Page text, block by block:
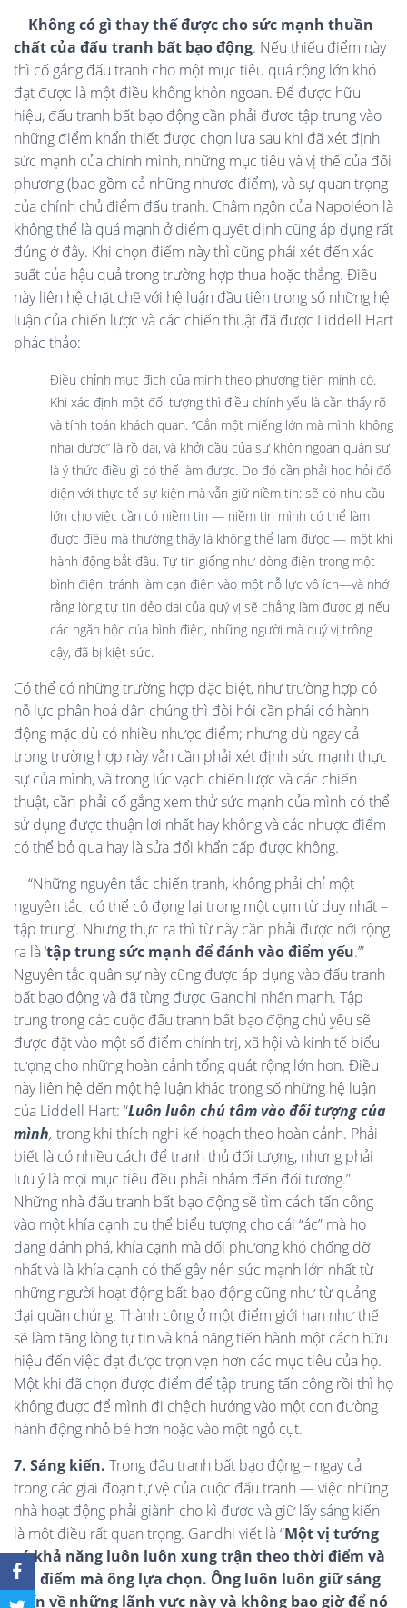
Không có gì thay thế được cho sức mạnh thuần
chất của đấu tranh bất bạo động. Nếu thiếu điểm này
thì cố gắng đấu tranh cho một mục tiêu quá rộng lớn khó
đạt được là một điều không khôn ngoan. Để được hữu
hiệu, đấu tranh bất bạo động cần phải được tập trung vào
những điểm khẩn thiết được chọn lựa sau khi đã xét định
sức mạnh của chính mình, những mục tiêu và vị thế của đối
phương (bao gồm cả những nhược điểm), và sự quan trọng
của chính chủ điểm đấu tranh. Châm ngôn của Napoléon là
không thể là quá mạnh ở điểm quyết định cũng áp dụng rất
đúng ở đây. Khi chọn điểm này thì cũng phải xét đến xác
suất của hậu quả trong trường hợp thua hoặc thắng. Điều
này liên hệ chặt chẽ với hệ luận đầu tiên trong số những hệ
luận của chiến lược và các chiến thuật đã được Liddell Hart
phác thảo:
Điều chỉnh mục đích của mình theo phương tiện mình có.
Khi xác định một đối tượng thì điều chính yếu là cần thấy rõ
và tính toán khách quan. “Cắn một miếng lớn mà mình không
nhai được” là rồ dại, và khởi đầu của sự khôn ngoan quân sự
là ý thức điều gì có thể làm được. Do đó cần phải học hỏi đối
diện với thực tế sự kiện mà vẫn giữ niềm tin: sẽ có nhu cầu
lớn cho việc cần có niềm tin — niềm tin mình có thể làm
được điều mà thường thấy là không thể làm được — một khi
hành động bắt đầu. Tự tin giống như dòng điện trong một
bình điện: tránh làm cạn điện vào một nỗ lực vô ích—và nhớ
rằng lòng tự tin dẻo dai của quý vị sẽ chẳng làm được gì nếu
các ngăn hộc của bình điện, những người mà quý vị trông
cậy, đã bị kiệt sức.
Có thể có những trường hợp đặc biệt, như trường hợp có
nỗ lực phân hoá dân chúng thì đòi hỏi cần phải có hành
động mặc dù có nhiều nhược điểm; nhưng dù ngay cả
trong trường hợp này vẫn cần phải xét định sức mạnh thực
sự của mình, và trong lúc vạch chiến lược và các chiến
thuật, cần phải cố gắng xem thử sức mạnh của mình có thể
sử dụng được thuận lợi nhất hay không và các nhược điểm
có thể bỏ qua hay là sửa đổi khẩn cấp được không.
“Những nguyên tắc chiến tranh, không phải chỉ một
nguyên tắc, có thể cô đọng lại trong một cụm từ duy nhất –
‘tập trung’. Nhưng thực ra thì từ này cần phải được nới rộng
ra là ‘tập trung sức mạnh để đánh vào điểm yếu.’”
Nguyên tắc quân sự này cũng được áp dụng vào đấu tranh
bất bạo động và đã từng được Gandhi nhấn mạnh. Tập
trung trong các cuộc đấu tranh bất bạo động chủ yếu sẽ
được đặt vào một số điểm chính trị, xã hội và kinh tế biểu
tượng cho những hoàn cảnh tổng quát rộng lớn hơn. Điều
này liên hệ đến một hệ luận khác trong số những hệ luận
của Liddell Hart: “Luôn luôn chú tâm vào đối tượng của
mình, trong khi thích nghi kế hoạch theo hoàn cảnh. Phải
biết là có nhiều cách để tranh thủ đối tượng, nhưng phải
lưu ý là mọi mục tiêu đều phải nhắm đến đối tượng.”
Những nhà đấu tranh bất bạo động sẽ tìm cách tấn công
vào một khía cạnh cụ thể biểu tượng cho cái “ác” mà họ
đang đánh phá, khía cạnh mà đối phương khó chống đỡ
nhất và là khía cạnh có thể gây nên sức mạnh lớn nhất từ
những người hoạt động bất bạo động cũng như từ quảng
đại quần chúng. Thành công ở một điểm giới hạn như thế
sẽ làm tăng lòng tự tin và khả năng tiến hành một cách hữu
hiệu đến việc đạt được trọn vẹn hơn các mục tiêu của họ.
Một khi đã chọn được điểm để tập trung tấn công rồi thì họ
không được để mình đi chệch hướng vào một con đường
hành động nhỏ bé hơn hoặc vào một ngỏ cụt.
7. Sáng kiến. Trong đấu tranh bất bạo động – ngay cả
trong các giai đoạn tự vệ của cuộc đấu tranh — việc những
nhà hoạt động phải giành cho kì được và giữ lấy sáng kiến
là một điều rất quan trọng. Gandhi viết là “Một vị tướng
có khả năng luôn luôn xung trận theo thời điểm và
địa điểm mà ông lựa chọn. Ông luôn luôn giữ sáng
kiến về những lãnh vực này và không bao giờ để nó